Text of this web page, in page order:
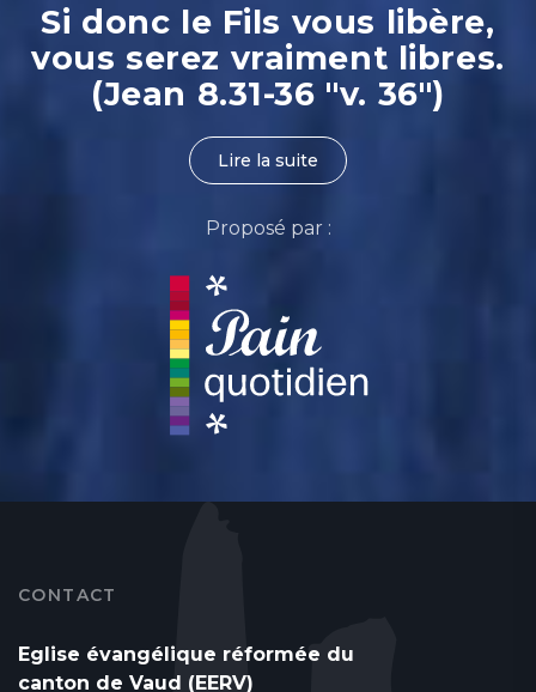
Si donc le Fils vous libère,
vous serez vraiment libres.
(Jean 8.31-36 "v. 36")
Lire la suite
Proposé par :
CONTACT
Eglise évangélique réformée du
canton de Vaud (EERV)